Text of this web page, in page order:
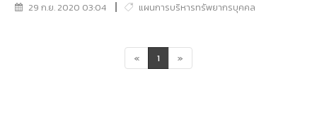
29 ก.ย. 2020 03:04 แผนการบริหารทรัพยากรบุคคล
« 1 »